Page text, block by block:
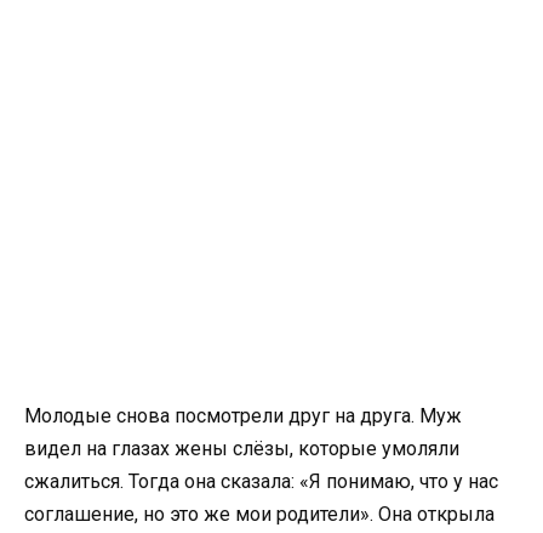
Молодые снова посмотрели друг на друга. Муж
видел на глазах жены слёзы, которые умоляли
сжалиться. Тогда она сказала: «Я понимаю, что у нас
соглашение, но это же мои родители». Она открыла